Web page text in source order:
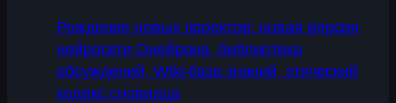
Рождение новых проектов: новая версия
нейросети Онейрона, библиотека
обсуждений, Wiki-база знаний, этический
кодекс сновидца